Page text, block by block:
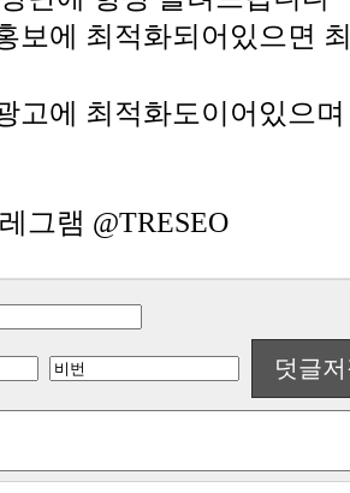
그램 @TRESEO
덧글